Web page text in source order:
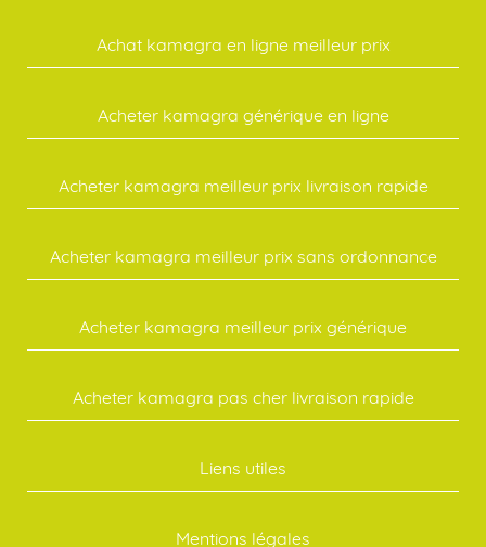
Achat kamagra en ligne meilleur prix
Acheter kamagra générique en ligne
Acheter kamagra meilleur prix livraison rapide
Acheter kamagra meilleur prix sans ordonnance
Acheter kamagra meilleur prix générique
Acheter kamagra pas cher livraison rapide
Liens utiles
Mentions légales